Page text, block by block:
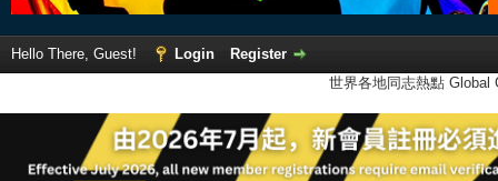
Hello There, Guest! Login
Register
世界各地同志熱點